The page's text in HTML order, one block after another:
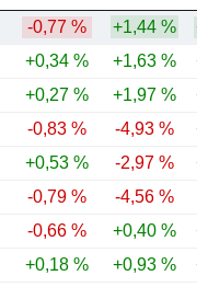
-0,77 % +1,44 %
+0,34 % +1,63 %
+0,27 % +1,97 %
-0,83 % -4,93 %
+0,53 % -2,97 %
-0,79 % -4,56 %
-0,66 % +0,40 %
+0,18 % +0,93 %